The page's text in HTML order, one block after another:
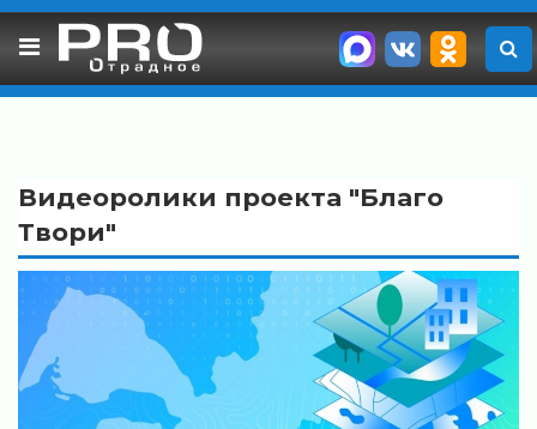
Skip
Видеоролики проекта "Благо
Твори"